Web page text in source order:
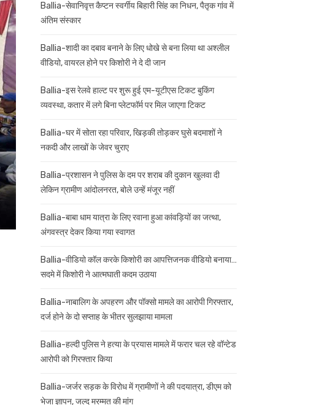
Ballia-सेवानिवृत्त कैप्टन स्वर्गीय बिहारी सिंह का निधन, पैतृक गांव में
अंतिम संस्कार
Ballia-शादी का दबाव बनाने के लिए धोखे से बना लिया था अश्लील
वीडियो, वायरल होने पर किशोरी ने दे दी जान
Ballia-इस रेलवे हाल्ट पर शुरू हुई एम-यूटीएस टिकट बुकिंग
व्यवस्था, कतार में लगे बिना प्लेटफॉर्म पर मिल जाएगा टिकट
Ballia-घर में सोता रहा परिवार, खिड़की तोड़कर घुसे बदमाशों ने
नकदी और लाखों के जेवर चुराए
Ballia-प्रशासन ने पुलिस के दम पर शराब की दुकान खुलवा दी
लेकिन ग्रामीण आंदोलनरत, बोले उन्हें मंजूर नहीं
Ballia-बाबा धाम यात्रा के लिए रवाना हुआ कांवड़ियों का जत्था,
अंगवस्त्र देकर किया गया स्वागत
Ballia-वीडियो कॉल करके किशोरी का आपत्तिजनक वीडियो बनाया…
सदमे में किशोरी ने आत्मघाती कदम उठाया
Ballia-नाबालिग के अपहरण और पॉक्सो मामले का आरोपी गिरफ्तार,
दर्ज होने के दो सप्ताह के भीतर सुलझाया मामला
Ballia-हल्दी पुलिस ने हत्या के प्रयास मामले में फरार चल रहे वॉन्टेड
आरोपी को गिरफ्तार किया
Ballia-जर्जर सड़क के विरोध में ग्रामीणों ने की पदयात्रा, डीएम को
भेजा ज्ञापन, जल्द मरम्मत की मांग